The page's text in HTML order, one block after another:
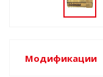
Модификации